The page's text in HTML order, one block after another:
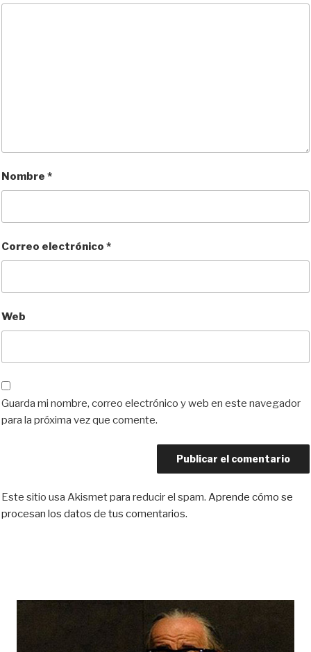
Nombre *
Correo electrónico *
Web
Guarda mi nombre, correo electrónico y web en este navegador
para la próxima vez que comente.
Este sitio usa Akismet para reducir el spam. Aprende cómo se
procesan los datos de tus comentarios.